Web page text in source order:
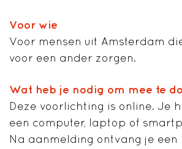
Voor wie
Voor mensen uit Amsterdam
voor een ander zorgen.
Wat heb je nodig om mee te
Deze voorlichting is online. Je
een computer, laptop of
Na aanmelding ontvang je een